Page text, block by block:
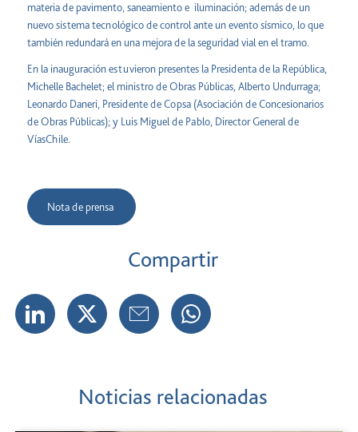
materia de pavimento, saneamiento e iluminación; además de un
nuevo sistema tecnológico de control ante un evento sísmico, lo que
también redundará en una mejora de la seguridad vial en el tramo.
En la inauguración estuvieron presentes la Presidenta de la República,
Michelle Bachelet; el ministro de Obras Públicas, Alberto Undurraga;
Leonardo Daneri, Presidente de Copsa (Asociación de Concesionarios
de Obras Públicas); y Luis Miguel de Pablo, Director General de
VíasChile.
Nota de prensa
Compartir
Noticias relacionadas